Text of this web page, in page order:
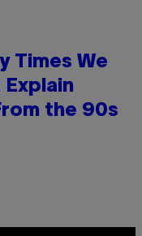
Times We
Explain
the 90s